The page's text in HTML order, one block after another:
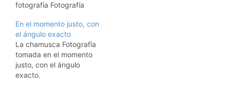
fotografía Fotografía
justo, con el ángulo
exacto.
En el momento justo, con
el ángulo exacto
La chamusca Fotografía
tomada en el momento
justo, con el ángulo
exacto.